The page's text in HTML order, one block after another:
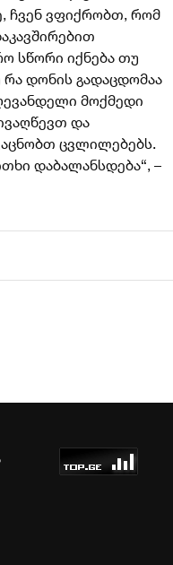
ჩვენ ვფიქრობთ, რომ
სწორი იქნება თუ
დონის გადაცდომაა
მოქმედი
და
ცვლილებებს.
დაბალანსდება“, –